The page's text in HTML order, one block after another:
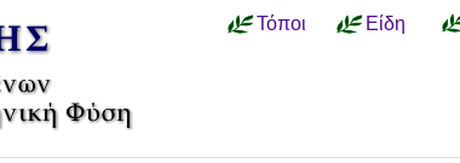
Τόποι Είδη